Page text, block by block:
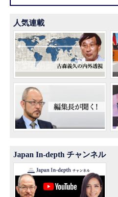
人気連載
Japan In-depth チャンネル